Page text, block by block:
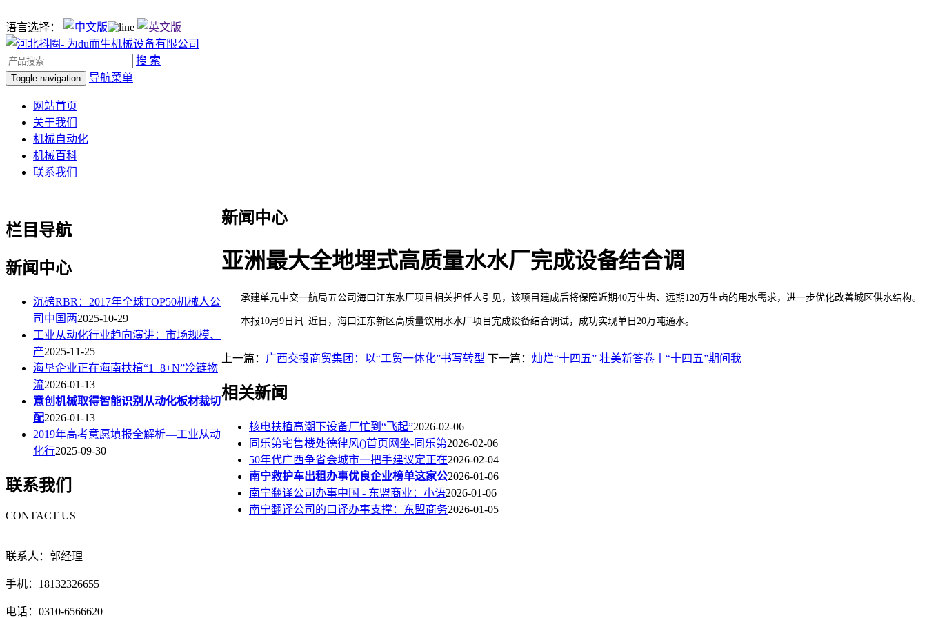
语言选择：
搜 索
Toggle navigation 导航菜单
网站首页
关于我们
机械自动化
机械百科
联系我们
新闻中心
亚洲最大全地埋式高质量水水厂完成设备结合调
承建单元中交一航局五公司海口江东水厂项目相关担任人引见，该项目建成后将保障近期40万生齿、远期120万生齿的用水需求，进一步优化改善城区供水结构。
本报10月9日讯 近日，海口江东新区高质量饮用水水厂项目完成设备结合调试，成功实现单日20万吨通水。
上一篇： 广西交投商贸集团：以“工贸一体化”书写转型 下一篇： 灿烂“十四五” 壮美新答卷丨“十四五”期间我
相关新闻
核电扶植高潮下设备厂忙到“飞起”2026-02-06
同乐第宅售楼处德律风()首页网坐-同乐第2026-02-06
50年代广西争省会城市一把手建议定正在2026-02-04
南宁救护车出租办事优良企业榜单这家公2026-01-06
南宁翻译公司办事中国 - 东盟商业：小语2026-01-06
南宁翻译公司的口译办事支撑：东盟商务2026-01-05
栏目导航
新闻中心
沉磅RBR：2017年全球TOP50机械人公
司中国两2025-10-29
工业从动化行业趋向演讲：市场规模、
产2025-11-25
海垦企业正在海南扶植“1+8+N”冷链物
流2026-01-13
意创机械取得智能识别从动化板材裁切
配2026-01-13
2019年高考意愿填报全解析—工业从动
化行2025-09-30
联系我们
CONTACT US
联系人：郭经理
手机：18132326655
电话：0310-6566620